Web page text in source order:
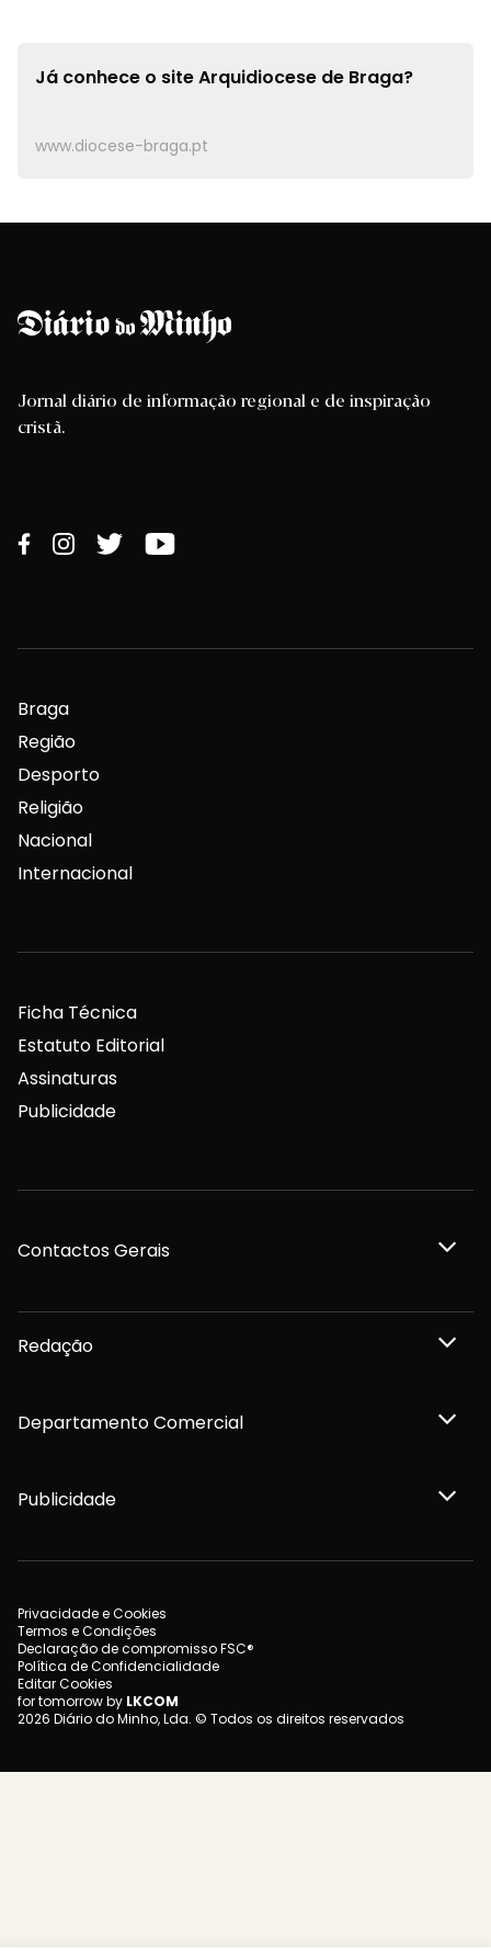
Já conhece o siteArquidiocese de Braga?
www.diocese-braga.pt
Jornal diário de informação regional e de inspiração
cristã.
Braga
Região
Desporto
Religião
Nacional
Internacional
Ficha Técnica
Estatuto Editorial
Assinaturas
Publicidade
Contactos Gerais
Redação
Departamento Comercial
Publicidade
Privacidade e Cookies
Termos e Condições
Declaração de compromisso FSC®
Política de Confidencialidade
Editar Cookies
for tomorrow by LKCOM
2026 Diário do Minho, Lda. © Todos os direitos reservados